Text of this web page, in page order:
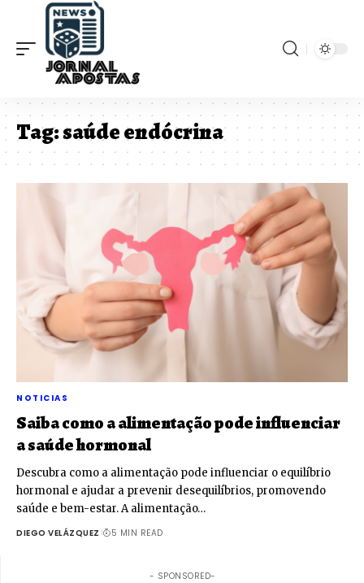
Tag:saúde endócrina
NOTICIAS
Saiba como a alimentação pode influenciar
a saúde hormonal
Descubra como a alimentação pode influenciar o equilíbrio
hormonal e ajudar a prevenir desequilíbrios, promovendo
saúde e bem-estar. A alimentação…
DIEGO VELÁZQUEZ 5 MIN READ
- SPONSORED-